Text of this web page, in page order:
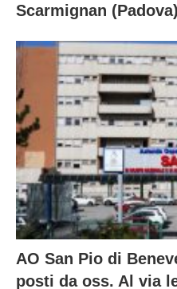
Scarmignan
AO San Pio di
posti da oss. Al via